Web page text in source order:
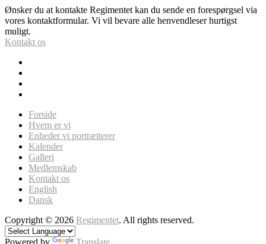
Ønsker du at kontakte Regimentet kan du sende en forespørgsel via
vores kontaktformular. Vi vil bevare alle henvendleser hurtigst
muligt.
Kontakt os
Forside
Hvem er vi
Enheder vi portrætterer
Kalender
Galleri
Medlemskab
Kontakt os
English
Dansk
Copyright © 2026 Regimentet. All rights reserved.
Powered by Translate